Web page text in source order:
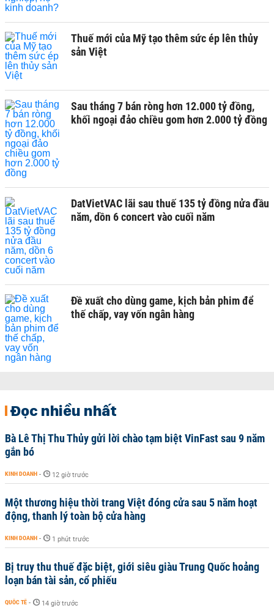
Thuế mới của Mỹ tạo thêm sức ép lên thủy
sản Việt
Sau tháng 7 bán ròng hơn 12.000 tỷ đồng,
khối ngoại đảo chiều gom hơn 2.000 tỷ đồng
DatVietVAC lãi sau thuế 135 tỷ đồng nửa đầu
năm, dồn 6 concert vào cuối năm
Đề xuất cho dùng game, kịch bản phim để
thế chấp, vay vốn ngân hàng
Đọc nhiều nhất
Bà Lê Thị Thu Thủy gửi lời chào tạm biệt VinFast sau 9 năm
gắn bó
KINH DOANH - 12 giờ trước
Một thương hiệu thời trang Việt đóng cửa sau 5 năm hoạt
động, thanh lý toàn bộ cửa hàng
KINH DOANH - 1 phút trước
Bị truy thu thuế đặc biệt, giới siêu giàu Trung Quốc hoảng
loạn bán tài sản, cổ phiếu
QUỐC TẾ - 14 giờ trước